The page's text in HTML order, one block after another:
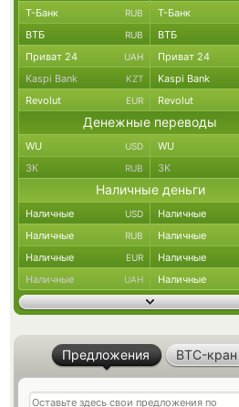
Т-Банк RUB Т-Банк
ВТБ RUB ВТБ
Приват 24 UAH Приват 24
Kaspi Bank KZT Kaspi Bank
Revolut EUR Revolut
Денежные переводы
WU USD WU
ЗК RUB ЗК
Наличные деньги
Наличные USD Наличные
Наличные RUB Наличные
Наличные EUR Наличные
Наличные UAH Наличные
Предложения BTC-кран